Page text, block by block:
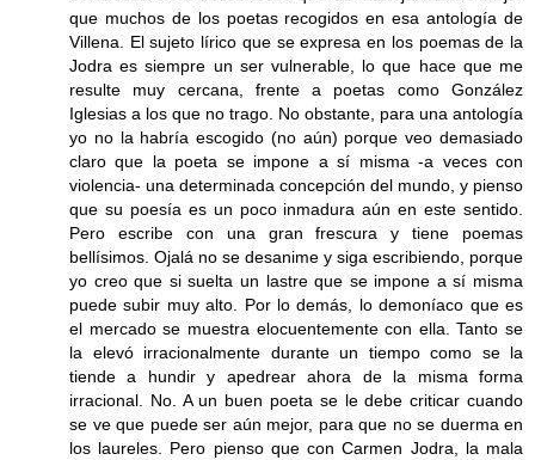
que muchos de los poetas recogidos en esa antología de
Villena. El sujeto lírico que se expresa en los poemas de la
Jodra es siempre un ser vulnerable, lo que hace que me
resulte muy cercana, frente a poetas como González
Iglesias a los que no trago. No obstante, para una antología
yo no la habría escogido (no aún) porque veo demasiado
claro que la poeta se impone a sí misma -a veces con
violencia- una determinada concepción del mundo, y pienso
que su poesía es un poco inmadura aún en este sentido.
Pero escribe con una gran frescura y tiene poemas
bellísimos. Ojalá no se desanime y siga escribiendo, porque
yo creo que si suelta un lastre que se impone a sí misma
puede subir muy alto. Por lo demás, lo demoníaco que es
el mercado se muestra elocuentemente con ella. Tanto se
la elevó irracionalmente durante un tiempo como se la
tiende a hundir y apedrear ahora de la misma forma
irracional. No. A un buen poeta se le debe criticar cuando
se ve que puede ser aún mejor, para que no se duerma en
los laureles. Pero pienso que con Carmen Jodra, la mala